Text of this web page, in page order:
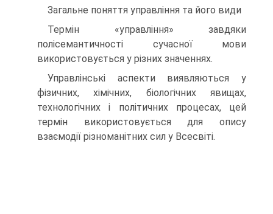
Загальне поняття управління та його види
Термін «управління» завдяки
полісемантичності сучасної мови
використовується у різних значеннях.
Управлінські аспекти виявляються у
фізичних, хімічних, біологічних явищах,
технологічних і політичних процесах, цей
термін використовується для опису
взаємодії різноманітних сил у Всесвіті.